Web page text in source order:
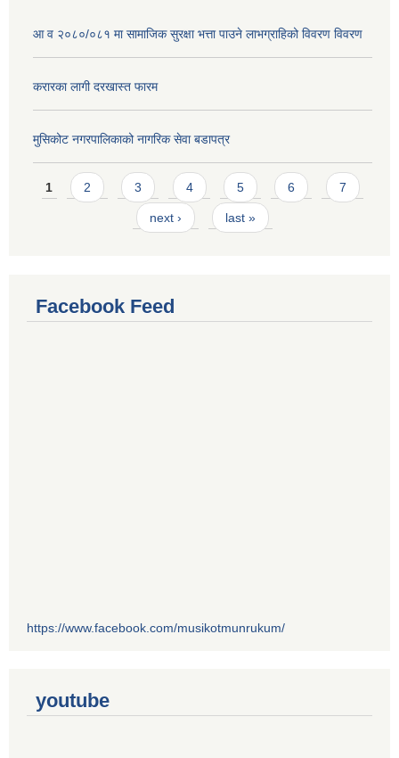
आ व २०८०/०८१ मा सामाजिक सुरक्षा भत्ता पाउने लाभग्राहिको विवरण विवरण
करारका लागी दरखास्त फारम
मुसिकोट नगरपालिकाको नागरिक सेवा बडापत्र
Pages
1 2 3 4 5 6 7
next › last »
Facebook Feed
https://www.facebook.com/musikotmunrukum/
youtube